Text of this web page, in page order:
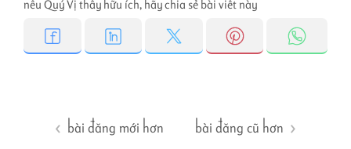
nếu Quý Vị thấy hữu ích, hãy chia sẻ bài viết này
bài đăng mới hơn bài đăng cũ hơn